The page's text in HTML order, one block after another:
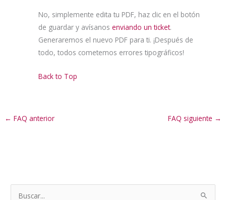
No, simplemente edita tu PDF, haz clic en el botón
de guardar y avísanosenviando un ticket.
Generaremos el nuevo PDF para ti. ¡Después de
todo, todos cometemos errores tipográficos!
Back to Top
← FAQ anterior FAQ siguiente →